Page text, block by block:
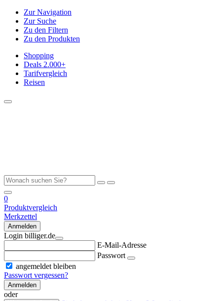
Zur Navigation
Zur Suche
Zu den Filtern
Zu den Produkten
Shopping
Deals 2.000+
Tarifvergleich
Reisen
0
Produktvergleich
Merkzettel
Anmelden
Login billiger.de
E-Mail-Adresse
Passwort
angemeldet bleiben
Passwort vergessen?
Anmelden
oder